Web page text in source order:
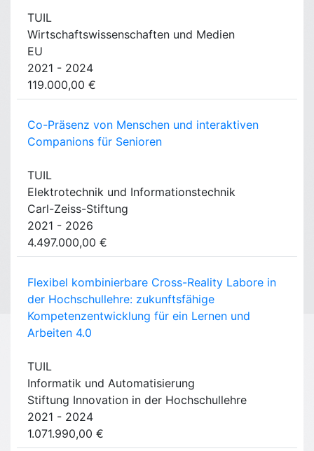
TUIL
Wirtschaftswissenschaften und Medien
EU
2021 - 2024
119.000,00 €
Co-Präsenz von Menschen und interaktiven
Companions für Senioren
TUIL
Elektrotechnik und Informationstechnik
Carl-Zeiss-Stiftung
2021 - 2026
4.497.000,00 €
Flexibel kombinierbare Cross-Reality Labore in
der Hochschullehre: zukunftsfähige
Kompetenzentwicklung für ein Lernen und
Arbeiten 4.0
TUIL
Informatik und Automatisierung
Stiftung Innovation in der Hochschullehre
2021 - 2024
1.071.990,00 €